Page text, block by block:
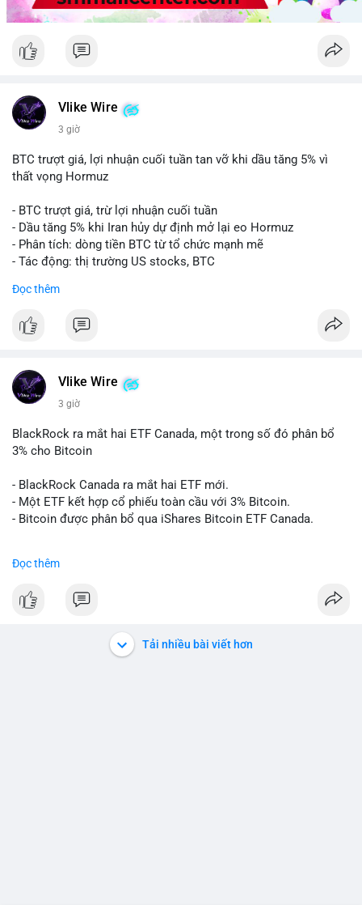
Vlike Wire
3 giờ
BTC trượt giá, lợi nhuận cuối tuần tan vỡ khi dầu tăng 5% vì
thất vọng Hormuz
- BTC trượt giá, trừ lợi nhuận cuối tuần
- Dầu tăng 5% khi Iran hủy dự định mở lại eo Hormuz
- Phân tích: dòng tiền BTC từ tổ chức mạnh mẽ
- Tác động: thị trường US stocks, BTC
#binancesquare
$btc
📰 Nguồn: Cointelegraph
Đọc thêm
Vlike Wire
3 giờ
BlackRock ra mắt hai ETF Canada, một trong số đó phân bổ
3% cho Bitcoin
- BlackRock Canada ra mắt hai ETF mới.
- Một ETF kết hợp cổ phiếu toàn cầu với 3% Bitcoin.
- Bitcoin được phân bổ qua iShares Bitcoin ETF Canada.
📰 Nguồn: Cointelegraph
Đọc thêm
Tải nhiều bài viết hơn